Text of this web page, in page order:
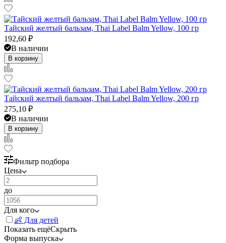
Тайский желтый бальзам, Thai Label Balm Yellow, 100 гр
192,60 ₽
В наличии
В корзину
Тайский желтый бальзам, Thai Label Balm Yellow, 200 гр
275,10 ₽
В наличии
В корзину
Фильтр подбора
Цена
до
Для кого
👶 Для детей
Показать ещёСкрыть
Форма выпуска